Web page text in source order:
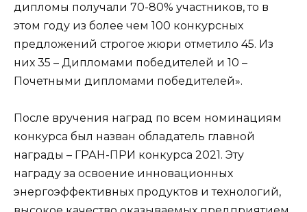
дипломы получали 70-80% участников, то в
этом году из более чем 100 конкурсных
предложений строгое жюри отметило 45. Из
них 35 – Дипломами победителей и 10 –
Почетными дипломами победителей».
После вручения наград по всем номинациям
конкурса был назван обладатель главной
награды – ГРАН-ПРИ конкурса 2021. Эту
награду за освоение инновационных
энергоэффективных продуктов и технологий,